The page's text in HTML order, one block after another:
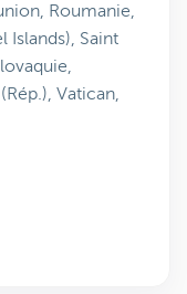
Roumanie,
Islands), Saint
Vatican,